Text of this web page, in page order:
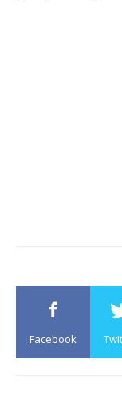
Facebook